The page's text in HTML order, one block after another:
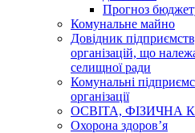
Прогноз
Комунальне майно
Довідник
організацій, що
селищної ради
Комунальні
організації
ОСВІТА, ФІЗИЧНА
Охорона здоров’я